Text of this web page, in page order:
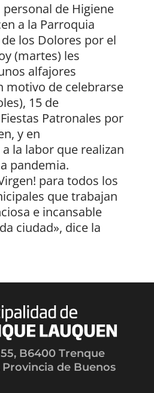
personal de Higiene
a la Parroquia
los Dolores por el
(martes) les
alfajores
motivo de celebrarse
15 de
Patronales por
y en
la labor que realizan
pandemia.
para todos los
que trabajan
e incansable
ciudad», dice la
B6400 Trenque
Provincia de Buenos